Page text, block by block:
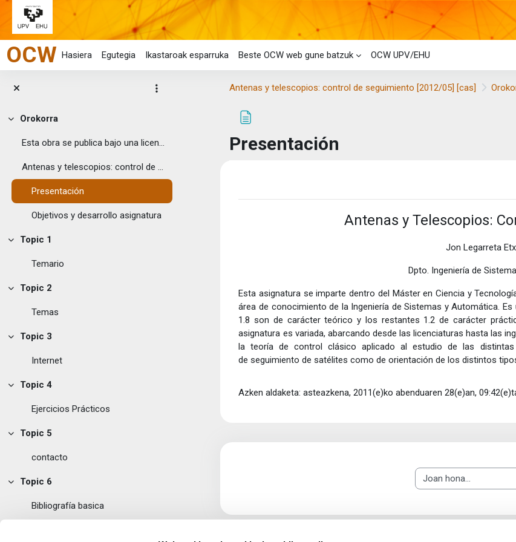
Joan eduki nagusira zuzenean
OCW Hasiera Egutegia Ikastaroak esparruka Beste OCW web gune batzuk OCW UPV/EHU
Tolestu
Orokorra
Esta obra se publica bajo una licencia Creative ...
Antenas y telescopios: control de ...
Presentación
Objetivos y desarrollo asignatura
Tolestu
Topic 1
Temario
Tolestu
Topic 2
Temas
Tolestu
Topic 3
Internet
Tolestu
Topic 4
Ejercicios Prácticos
Tolestu
Topic 5
contacto
Tolestu
Topic 6
Bibliografía basica
Antenas y telescopios: control de seguimiento [2012/05] [cas]
Presentación
Antenas y Telescopios:
Jon Legarreta
Dpto. Ingeniería de
Esta asignatura se imparte dentro del Máster en Ciencia y
área de conocimiento de la Ingeniería de Sistemas y Automática.
1.8 son de carácter teórico y los restantes 1.2 de carácter
asignatura es variada, abarcando desde las licenciaturas hasta las
la teoría de control clásico aplicado al estudio de las
de seguimiento de satélites como de orientación de los distintos
Azken aldaketa: asteazkena, 2011(e)ko abenduaren 28(e)an,
Joan hona...